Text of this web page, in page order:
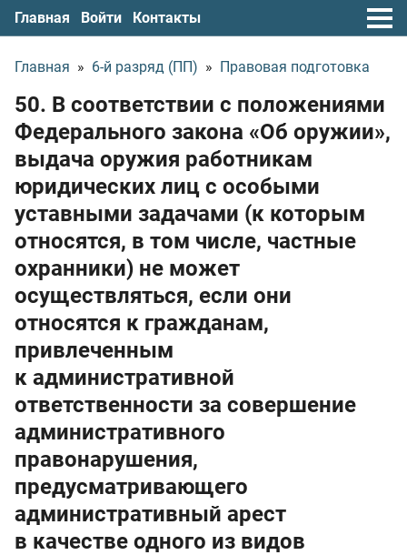
Главная Войти Контакты
Главная » 6-й разряд (ПП) » Правовая подготовка
50. В соответствии с положениями
Федерального закона «Об оружии»,
выдача оружия работникам
юридических лиц с особыми
уставными задачами (к которым
относятся, в том числе, частные
охранники) не может
осуществляться, если они
относятся к гражданам,
привлеченным
к административной
ответственности за совершение
административного
правонарушения,
предусматривающего
административный арест
в качестве одного из видов